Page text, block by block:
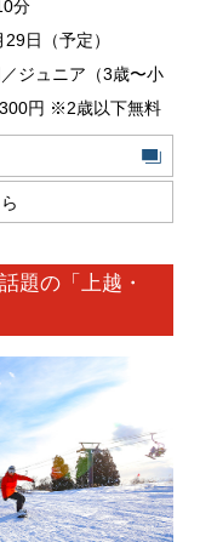
分
日（予定）
ジュニア（3歳〜小
円 ※2歳以下無料
題の「上越・